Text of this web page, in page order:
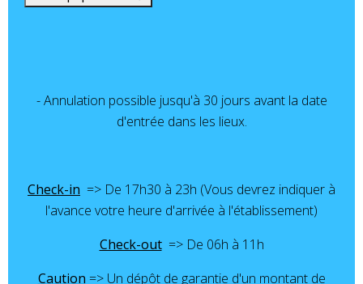
- Annulation possible jusqu'à 30 jours avant la date
d'entrée dans les lieux.
Check-in => De 17h30 à 23h (Vous devrez indiquer à
l'avance votre heure d'arrivée à l'établissement)
Check-out=> De 06h à 11h
Caution => Un dépôt de garantie d'un montant de